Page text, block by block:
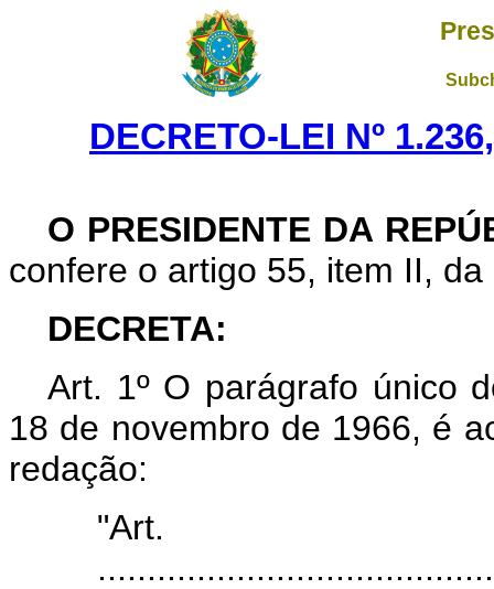
DECRETO-LEI Nº
O PRESIDENTE DA
confere o artigo 55, item II,
DECRETA:
Art. 1º O parágrafo único
18 de novembro de 1966, é
redação: